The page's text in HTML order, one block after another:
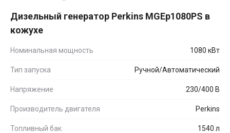
Дизельный генератор Perkins MGEp1080PS в
кожухе
Номинальная мощность 1080 кВт
Тип запуска Ручной/Автоматический
Напряжение 230/400 В
Производитель двигателя Perkins
Топливный бак 1540 л